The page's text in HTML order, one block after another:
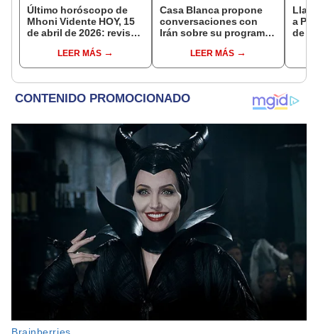
Último horóscopo de
Mhoni Vidente HOY, 15
de abril de 2026: revisa
signo y entérate si te
espera un día
LEER MÁS
Casa Blanca propone
conversaciones con
Irán sobre su programa
con Israel, según
reportes
LEER MÁS
a
de
por